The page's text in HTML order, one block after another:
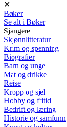
✕
Bøker
Se alt i Bøker
Sjangere
Skjønnlitteratur
Krim og spenning
Biografier
Barn og unge
Mat og drikke
Reise
Kropp og sjel
Hobby og fritid
Bedrift og læring
Historie og samfunn